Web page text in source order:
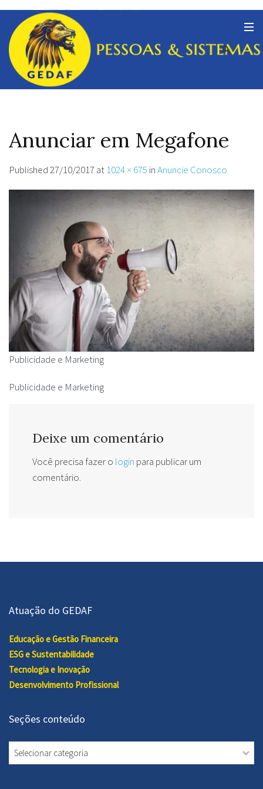
Anunciar em Megafone
Published27/10/2017 at1024 × 675 inAnuncie Conosco
Publicidade e Marketing
Publicidade e Marketing
Deixe um comentário
Você precisa fazer o login para publicar um
comentário.
Atuação do GEDAF
Educação e Gestão Financeira
ESG e Sustentabilidade
Tecnologia e Inovação
Desenvolvimento Profissional
Seções conteúdo
Seções
conteúdo